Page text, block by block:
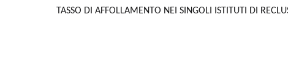
TASSO DI AFFOLLAMENTO NEI SINGOLI ISTITUTI DI